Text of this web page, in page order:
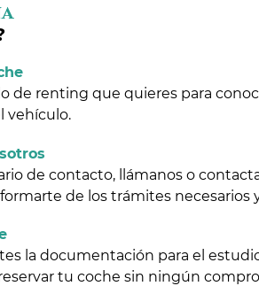
de renting que quieres para
vehículo.
de contacto, llámanos o
de los trámites necesarios
la documentación para el
tu coche sin ningún